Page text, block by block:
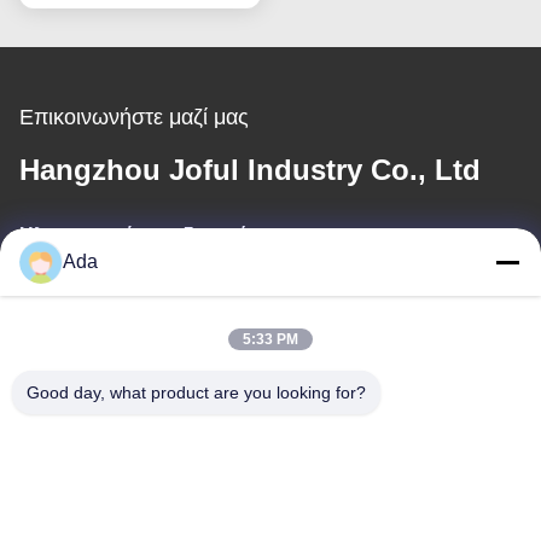
Επικοινωνήστε μαζί μας
Hangzhou Joful Industry Co., Ltd
Ηλεκτρονικό ταχυδρομείο
Ada
5:33 PM
Good day, what product are you looking for?